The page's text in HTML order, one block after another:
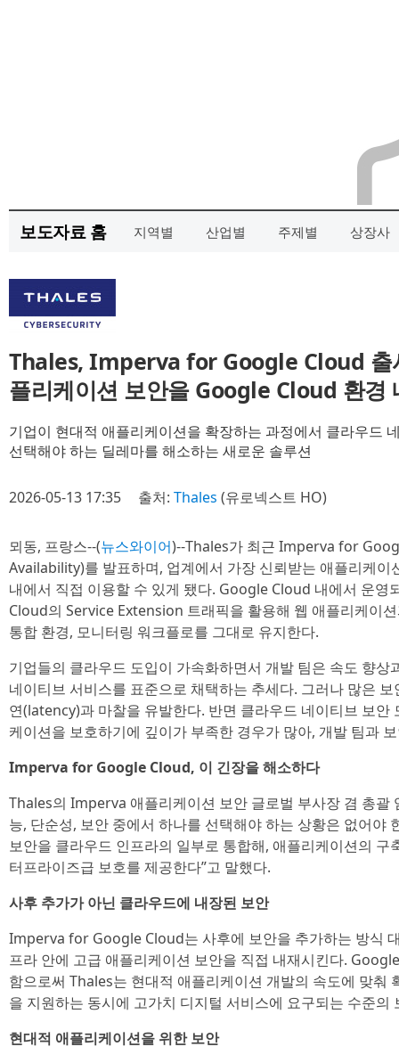
보도자료 홈 지역별 산업별 주제별 상장사
Thales, Imperva for Google Cloud 출
플리케이션 보안을 Google Cloud 환경
기업이 현대적 애플리케이션을 확장하는 과정에서 클라우드
선택해야 하는 딜레마를 해소하는 새로운 솔루션
2026-05-13 17:35 출처: Thales (유로넥스트 HO)
뫼동, 프랑스--(뉴스와이어)--Thales가 최근 Imperva for
Availability)를 발표하며, 업계에서 가장 신뢰받는 애플리케
내에서 직접 이용할 수 있게 됐다. Google Cloud 내에서 운영
Cloud의 Service Extension 트래픽을 활용해 웹 애플리케이
통합 환경, 모니터링 워크플로를 그대로 유지한다.
기업들의 클라우드 도입이 가속화하면서 개발 팀은 속도 향
네이티브 서비스를 표준으로 채택하는 추세다. 그러나 많은
연(latency)과 마찰을 유발한다. 반면 클라우드 네이티브 보안
케이션을 보호하기에 깊이가 부족한 경우가 많아, 개발 팀과
Imperva for Google Cloud, 이 긴장을 해소하다
Thales의 Imperva 애플리케이션 보안 글로벌 부사장 겸 총괄
능, 단순성, 보안 중에서 하나를 선택해야 하는 상황은 없어
보안을 클라우드 인프라의 일부로 통합해, 애플리케이션의 구
터프라이즈급 보호를 제공한다”고 말했다.
사후 추가가 아닌 클라우드에 내장된 보안
Imperva for Google Cloud는 사후에 보안을 추가하는 방식
프라 안에 고급 애플리케이션 보안을 직접 내재시킨다.
함으로써 Thales는 현대적 애플리케이션 개발의 속도에 맞춰
을 지원하는 동시에 고가치 디지털 서비스에 요구되는 수준의
현대적 애플리케이션을 위한 보안